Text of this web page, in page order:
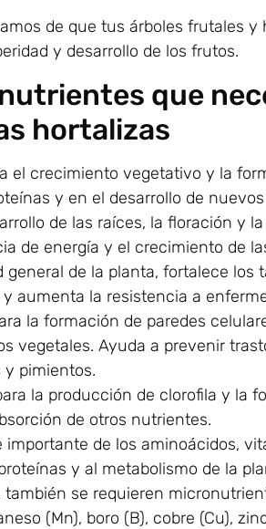
de que tus árboles frutales y
y desarrollo de los frutos.
que
hortalizas
el crecimiento vegetativo y la
y en el desarrollo de
de las raíces, la floración y
de energía y el crecimiento de
general de la planta, fortalece los
aumenta la resistencia a
la formación de paredes
vegetales. Ayuda a prevenir
pimientos.
la producción de clorofila y la
de otros nutrientes.
importante de los aminoácidos,
y al metabolismo de la
se requieren
(Mn), boro (B), cobre (Cu),